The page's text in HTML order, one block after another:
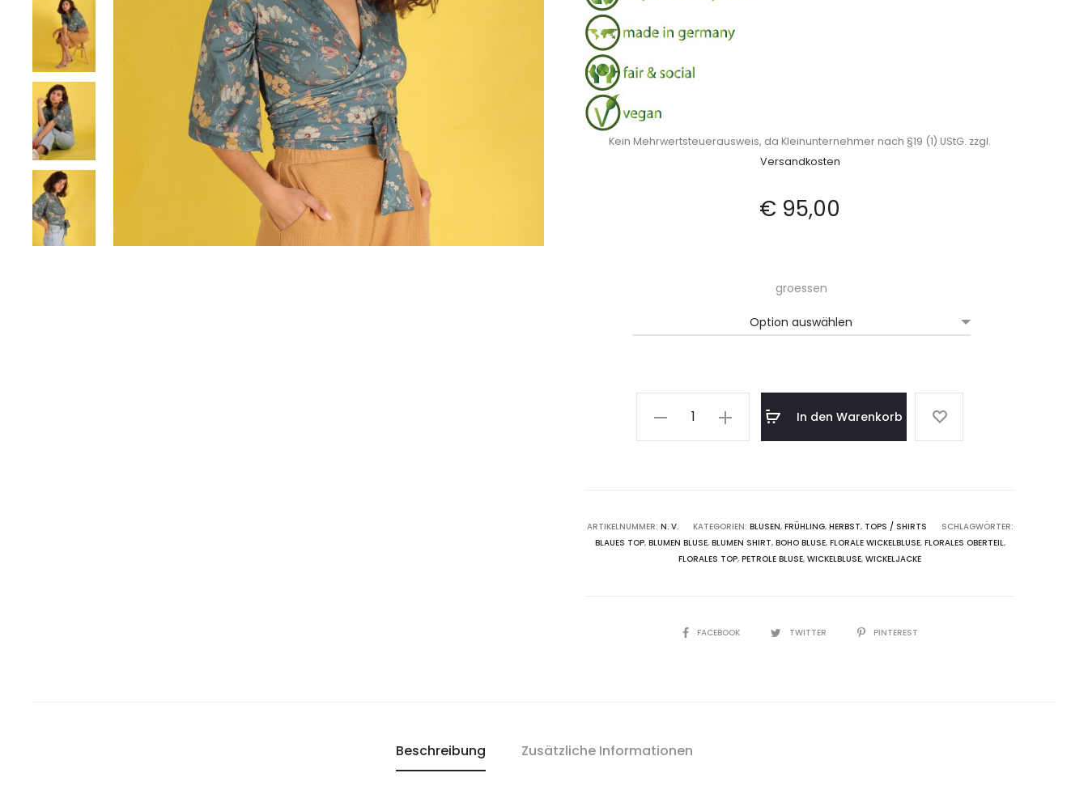
Kein Mehrwertsteuerausweis, da Kleinunternehmer nach §19 (1) UStG. zzgl.
Versandkosten
€ 95,00
groessen
Wickelbluse
In den Warenkorb
ARTIKELNUMMER: N. V. KATEGORIEN: BLUSEN, FRÜHLING, HERBST, TOPS / SHIRTS
SCHLAGWÖRTER:
BLAUES TOP, BLUMEN BLUSE, BLUMEN SHIRT, BOHO BLUSE, FLORALE WICKELBLUSE, FLORALES OBERTEIL,
FLORALES TOP, PETROLE BLUSE, WICKELBLUSE, WICKELJACKE
SHAREFACEBOOK TWITTER PINTEREST
Beschreibung Zusätzliche Informationen